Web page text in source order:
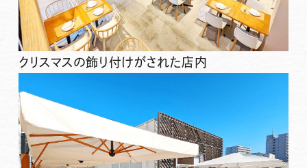
クリスマスの飾り付けがされた店内